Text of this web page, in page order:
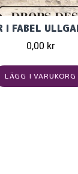
0,00 kr
LÄGG I VARUKORG